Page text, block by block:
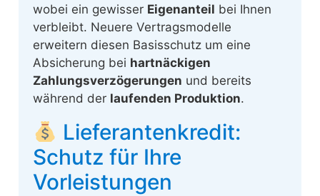
wobei ein gewisser Eigenanteil bei Ihnen
verbleibt. Neuere Vertragsmodelle
erweitern diesen Basisschutz um eine
Absicherung bei hartnäckigen
Zahlungsverzögerungen und bereits
während der laufenden Produktion.
Lieferantenkredit:
Schutz für Ihre
Vorleistungen